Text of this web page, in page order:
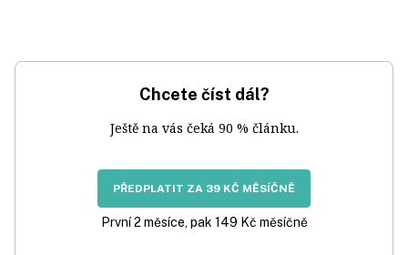
Chcete číst dál?
Ještě na vás čeká 90 % článku.
PŘEDPLATIT ZA 39 KČ MĚSÍČNĚ
První 2 měsíce, pak 149 Kč měsíčně